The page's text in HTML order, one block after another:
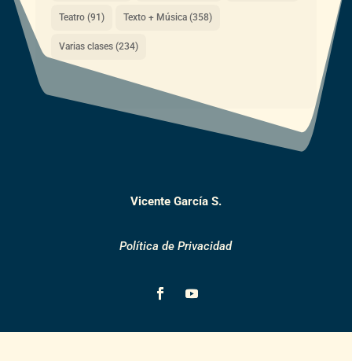
Teatro(91) Texto + Música(358)
Varias clases(234)
Vicente García S.
Política de Privacidad